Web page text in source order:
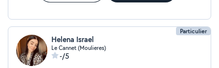
Particulier
Helena Israel
Le Cannet (Moulieres)
-/5